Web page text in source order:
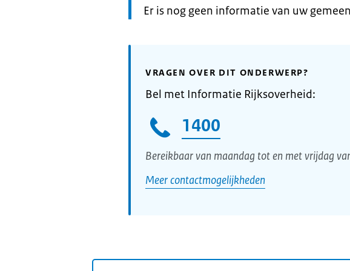
Informatie:
Er is nog geen informatie van uw
VRAGEN OVER DIT ONDERWERP?
Bel met Informatie Rijksoverheid:
1400
Bereikbaar van maandag tot en met vrijdag
Meer contactmogelijkheden